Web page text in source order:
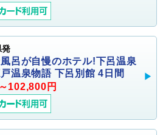
呂が自慢のホテル!下呂温泉
温泉物語 下呂別館 4日間
102,800円